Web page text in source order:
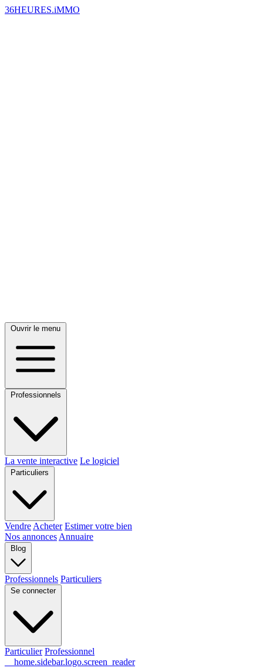
36HEURES.iMMO
Ouvrir le menu
Professionnels
La vente interactive Le logiciel
Particuliers
Vendre Acheter Estimer votre bien
Nos annonces Annuaire
Blog
Professionnels Particuliers
Se connecter
Particulier Professionnel
__home.sidebar.logo.screen_reader